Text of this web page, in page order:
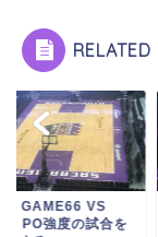
RELATED
GAME66 VS
PO強度の試合を